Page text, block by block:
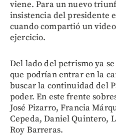
viene. Para un nuevo
insistencia del presidente
cuando compartió un
ejercicio.
Del lado del petrismo ya
que podrían entrar en la
buscar la continuidad del
poder. En este frente
José Pizarro, Francia
Cepeda, Daniel Quintero,
Roy Barreras.